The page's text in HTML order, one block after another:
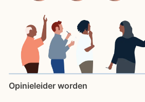
Opinieleider worden